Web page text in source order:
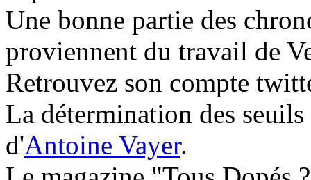
Une bonne partie des
proviennent du travail de
Retrouvez son compte
La détermination des
d'Antoine Vayer.